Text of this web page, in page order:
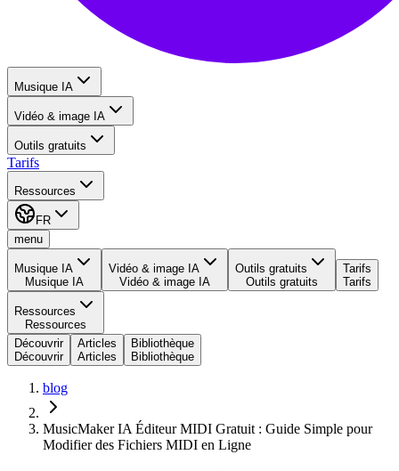
Musique IA
Vidéo & image IA
Outils gratuits
Tarifs
Ressources
FR
menu
Musique IA
Musique IA
Vidéo & image IA
Vidéo & image IA
Outils gratuits
Outils gratuits
Tarifs
Tarifs
Ressources
Ressources
Découvrir
Découvrir
Articles
Articles
Bibliothèque
Bibliothèque
blog
MusicMaker IA Éditeur MIDI Gratuit : Guide Simple pour
Modifier des Fichiers MIDI en Ligne